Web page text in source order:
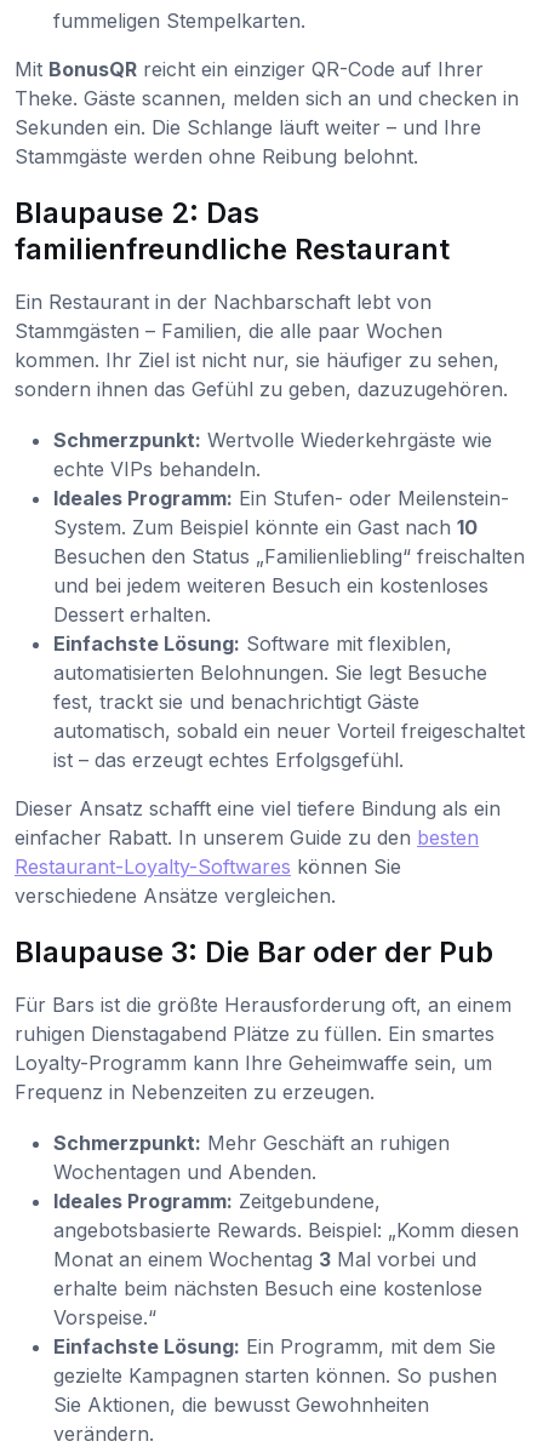
fummeligen Stempelkarten.
Mit BonusQR reicht ein einziger QR-Code auf Ihrer
Theke. Gäste scannen, melden sich an und checken in
Sekunden ein. Die Schlange läuft weiter – und Ihre
Stammgäste werden ohne Reibung belohnt.
Blaupause 2: Das
familienfreundliche Restaurant
Ein Restaurant in der Nachbarschaft lebt von
Stammgästen – Familien, die alle paar Wochen
kommen. Ihr Ziel ist nicht nur, sie häufiger zu sehen,
sondern ihnen das Gefühl zu geben, dazuzugehören.
Schmerzpunkt: Wertvolle Wiederkehrgäste wie
echte VIPs behandeln.
Ideales Programm: Ein Stufen- oder Meilenstein-
System. Zum Beispiel könnte ein Gast nach 10
Besuchen den Status „Familienliebling“ freischalten
und bei jedem weiteren Besuch ein kostenloses
Dessert erhalten.
Einfachste Lösung: Software mit flexiblen,
automatisierten Belohnungen. Sie legt Besuche
fest, trackt sie und benachrichtigt Gäste
automatisch, sobald ein neuer Vorteil freigeschaltet
ist – das erzeugt echtes Erfolgsgefühl.
Dieser Ansatz schafft eine viel tiefere Bindung als ein
einfacher Rabatt. In unserem Guide zu den besten
Restaurant-Loyalty-Softwares können Sie
verschiedene Ansätze vergleichen.
Blaupause 3: Die Bar oder der Pub
Für Bars ist die größte Herausforderung oft, an einem
ruhigen Dienstagabend Plätze zu füllen. Ein smartes
Loyalty-Programm kann Ihre Geheimwaffe sein, um
Frequenz in Nebenzeiten zu erzeugen.
Schmerzpunkt: Mehr Geschäft an ruhigen
Wochentagen und Abenden.
Ideales Programm: Zeitgebundene,
angebotsbasierte Rewards. Beispiel: „Komm diesen
Monat an einem Wochentag 3 Mal vorbei und
erhalte beim nächsten Besuch eine kostenlose
Vorspeise.“
Einfachste Lösung: Ein Programm, mit dem Sie
gezielte Kampagnen starten können. So pushen
Sie Aktionen, die bewusst Gewohnheiten
verändern.